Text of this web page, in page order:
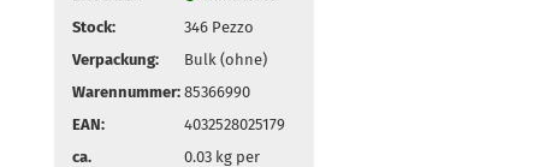
Stock:
346 Pezzo
Verpackung:
Bulk (ohne)
Warennummer: 85366990
EAN:
4032528025179
ca.
0.03kg per